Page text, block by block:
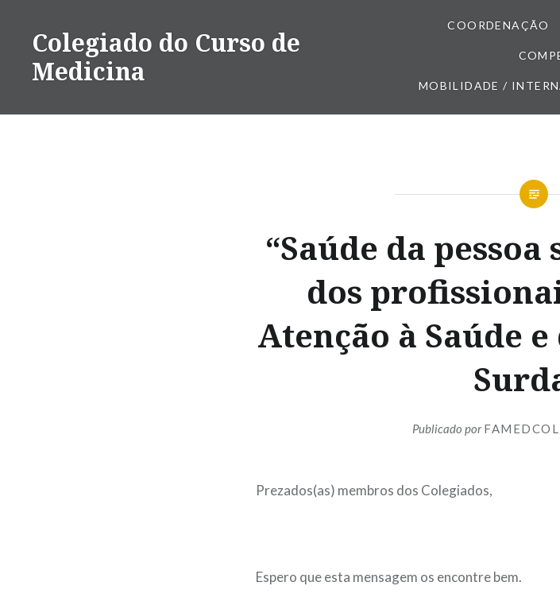
conteúdoColegiado do Curso de
Medicina
COORDENAÇÃO
MOBILIDADE /
“Saúde da
dos
Atenção à Saúde
Publicado porFAMEDCOL
Prezados(as) membros dos Colegiados,
Espero que esta mensagem os encontre bem.